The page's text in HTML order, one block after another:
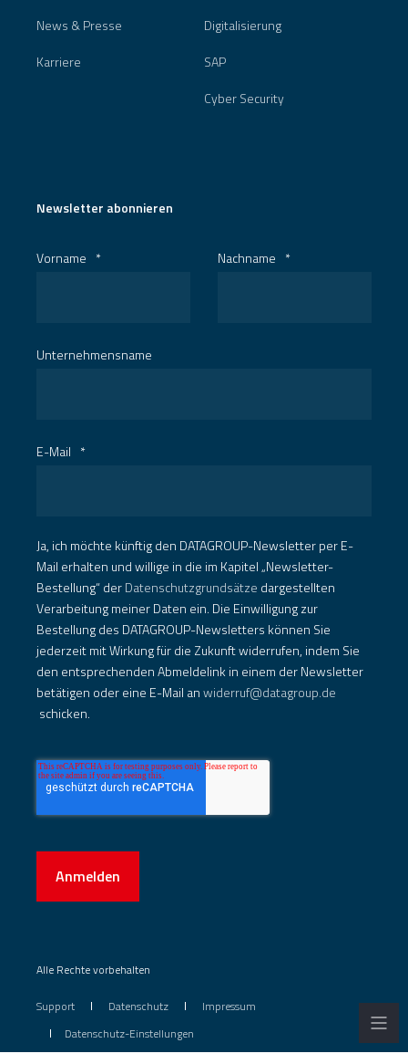
News & Presse
Karriere
Digitalisierung
SAP
Cyber Security
Newsletter abonnieren
Vorname * Nachname *
Unternehmensname
E-Mail *
Ja, ich möchte künftig den DATAGROUP-Newsletter per E-
Mail erhalten und willige in die im Kapitel „Newsletter-
Bestellung“ derDatenschutzgrundsätze dargestellten
Verarbeitung meiner Daten ein. Die Einwilligung zur
Bestellung des DATAGROUP-Newsletters können Sie
jederzeit mit Wirkung für die Zukunft widerrufen, indem Sie
den entsprechenden Abmeldelink in einem der Newsletter
betätigen oder eine E-Mail anwiderruf@datagroup.de
schicken.
Anmelden
Alle Rechte vorbehalten
Support Datenschutz
Impressum
Datenschutz-Einstellungen